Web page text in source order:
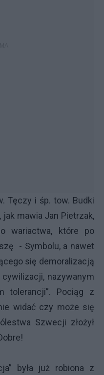
Tęczy i śp. tow. Budki
mawia Jan Pietrzak,
wariactwa, które po
- Symbolu, a nawet
się demoralizacją
nazywanym
tolerancji”. Pociąg z
widać czy może się
Szwecji złożył
była już robiona z